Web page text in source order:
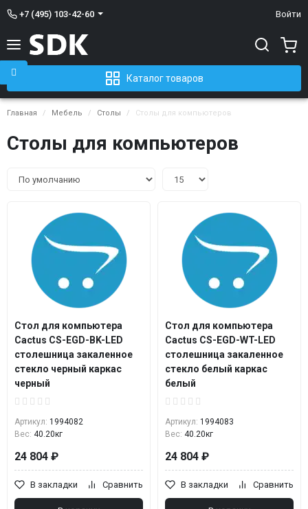
+7 (495) 103-42-60 Войти
Каталог товаров
Главная Мебель Столы Столы для компьютеров
Столы для компьютеров
Стол для компьютера
Cactus CS-EGD-BK-LED
столешница закаленное
стекло черный каркас
черный
Артикул: 1994082
Вес: 40.20кг
24 804 ₽
В закладки Сравнить
Стол для компьютера
Cactus CS-EGD-WT-LED
столешница закаленное
стекло белый каркас
белый
Артикул: 1994083
Вес: 40.20кг
24 804 ₽
В закладки Сравнить